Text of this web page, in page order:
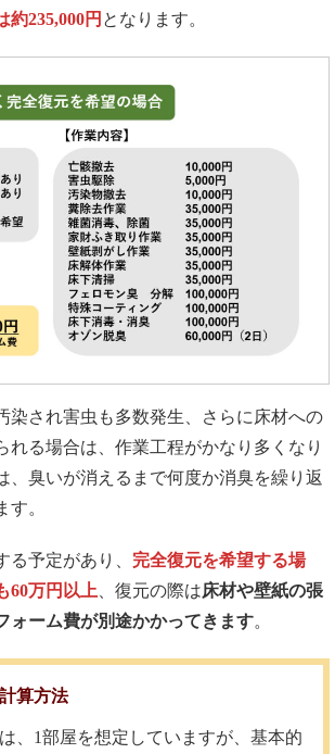
約235,000円 となります。
染され害虫も多数発生、さらに床材への
れる場合は、作業工程がかなり多くなり
、臭いが消えるまで何度か消臭を繰り返
。
る予定があり、 完全復元を希望する場
60万円以上 、復元の際は床材や壁紙の張
ォーム費が別途かかってきます。
算方法
、1部屋を想定していますが、基本的